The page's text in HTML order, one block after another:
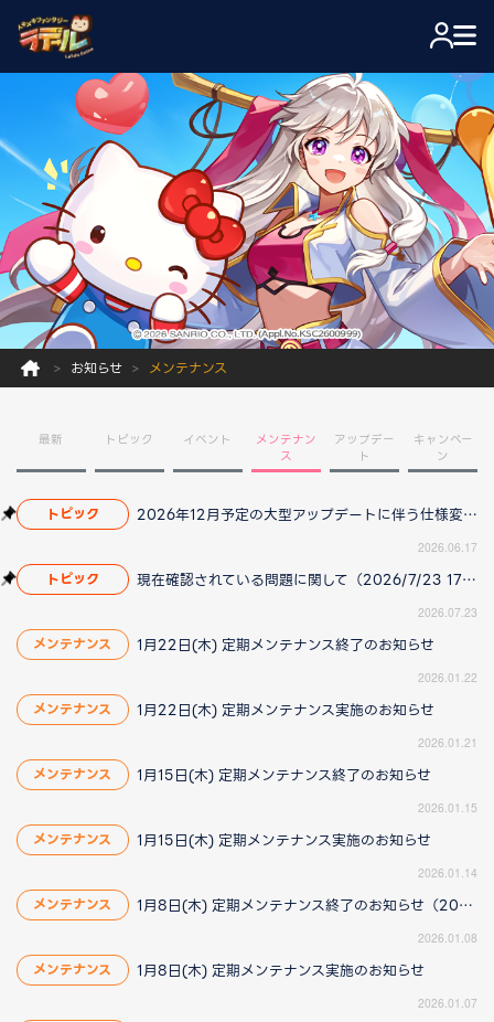
お知らせ メンテナンス
最新 トピック イベント
メンテナン
ス
アップデー
ト
キャンペー
ン
トピック 2026年12月予定の大型アップデートに伴う仕様変更のお知らせ
2026.06.17
トピック 現在確認されている問題に関して（2026/7/23 17:00更新）
2026.07.23
メンテナンス 1月22日(木) 定期メンテナンス終了のお知らせ
2026.01.22
メンテナンス 1月22日(木) 定期メンテナンス実施のお知らせ
2026.01.21
メンテナンス 1月15日(木) 定期メンテナンス終了のお知らせ
2026.01.15
メンテナンス 1月15日(木) 定期メンテナンス実施のお知らせ
2026.01.14
メンテナンス 1月8日(木) 定期メンテナンス終了のお知らせ（2026/1/8更新）
2026.01.08
メンテナンス 1月8日(木) 定期メンテナンス実施のお知らせ
2026.01.07